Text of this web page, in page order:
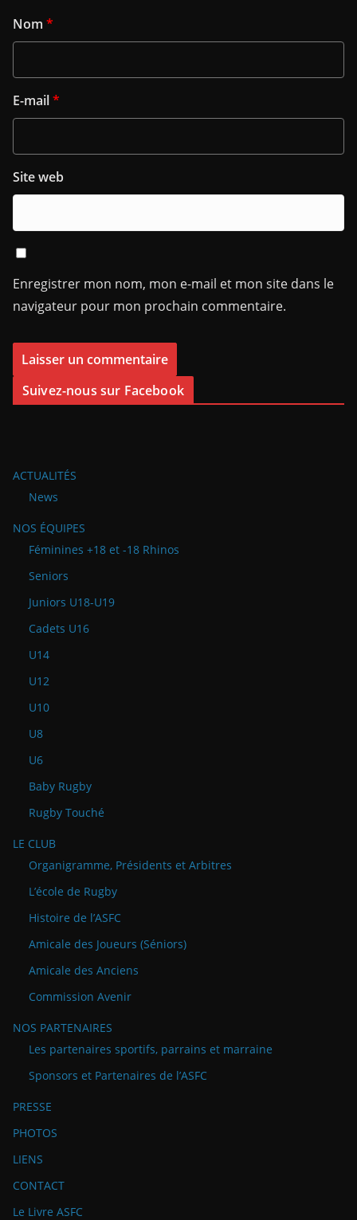
Nom *
E-mail*
Site web
Enregistrer mon nom, mon e-mail et mon site dans le
navigateur pour mon prochain commentaire.
Suivez-nous sur Facebook
ACTUALITÉS
News
NOS ÉQUIPES
Féminines +18 et -18 Rhinos
Seniors
Juniors U18-U19
Cadets U16
U14
U12
U10
U8
U6
Baby Rugby
Rugby Touché
LE CLUB
Organigramme, Présidents et Arbitres
L’école de Rugby
Histoire de l’ASFC
Amicale des Joueurs (Séniors)
Amicale des Anciens
Commission Avenir
NOS PARTENAIRES
Les partenaires sportifs, parrains et marraine
Sponsors et Partenaires de l’ASFC
PRESSE
PHOTOS
LIENS
CONTACT
Le Livre ASFC